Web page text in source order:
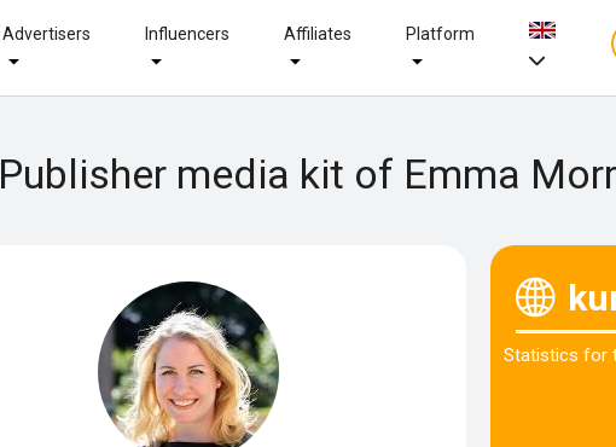
Advertisers Influencers Affiliates Platform
Publisher media kit of Emma
Statistics for